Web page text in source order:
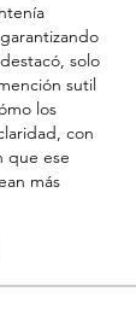
solo
sutil
los
con
que ese
más